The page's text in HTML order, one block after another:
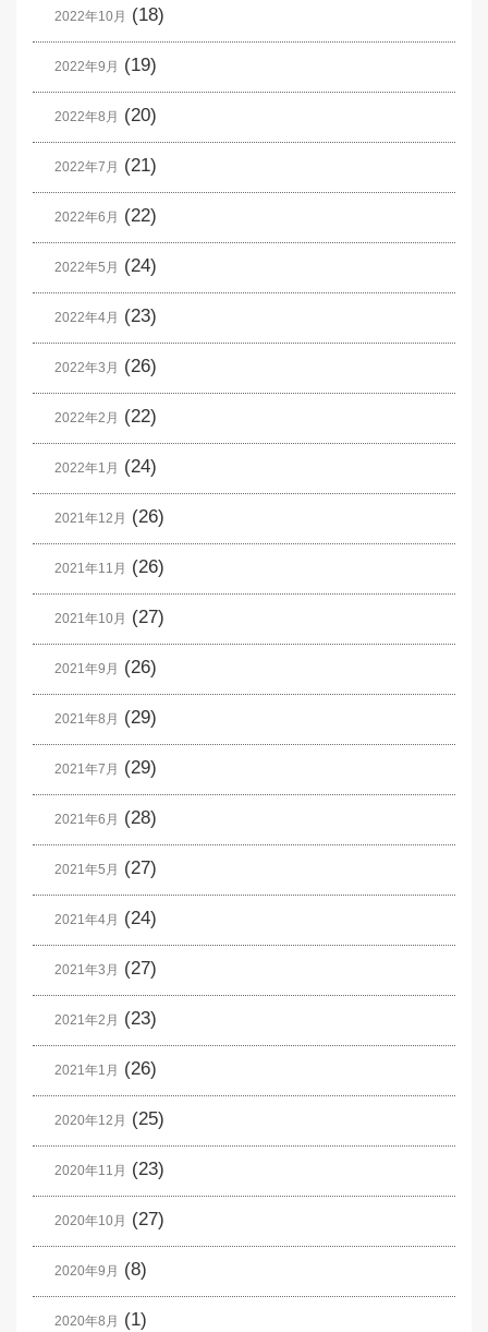
2022年10月 (18)
2022年9月 (19)
2022年8月 (20)
2022年7月 (21)
2022年6月 (22)
2022年5月 (24)
2022年4月 (23)
2022年3月 (26)
2022年2月 (22)
2022年1月 (24)
2021年12月 (26)
2021年11月 (26)
2021年10月 (27)
2021年9月 (26)
2021年8月 (29)
2021年7月 (29)
2021年6月 (28)
2021年5月 (27)
2021年4月 (24)
2021年3月 (27)
2021年2月 (23)
2021年1月 (26)
2020年12月 (25)
2020年11月 (23)
2020年10月 (27)
2020年9月 (8)
2020年8月 (1)